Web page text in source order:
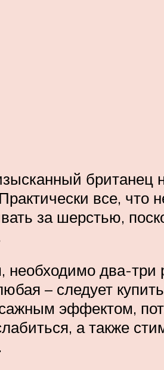
британец
все, что
за шерстью,
необходимо два-три
– следует
эффектом,
а также